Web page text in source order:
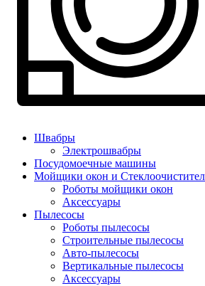
Швабры
Электрошвабры
Посудомоечные машины
Мойщики окон и
Роботы мойщики окон
Аксессуары
Пылесосы
Роботы пылесосы
Строительные пылесосы
Авто-пылесосы
Вертикальные пылесосы
Аксессуары